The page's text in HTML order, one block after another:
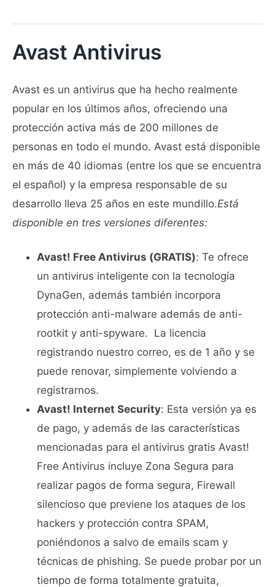
Avast Antivirus
Avast es un antivirus que ha hecho realmente
popular en los últimos años, ofreciendo una
protección activa más de 200 millones de
personas en todo el mundo. Avast está disponible
en más de 40 idiomas (entre los que se encuentra
el español) y la empresa responsable de su
desarrollo lleva 25 años en este mundillo.Está
disponible en tres versiones diferentes:
Avast! Free Antivirus (GRATIS): Te ofrece
un antivirus inteligente con la tecnología
DynaGen, además también incorpora
protección anti-malware además de anti-
rootkit y anti-spyware. La licencia
registrando nuestro correo, es de 1 año y se
puede renovar, simplemente volviendo a
registrarnos.
Avast! Internet Security: Esta versión ya es
de pago, y además de las características
mencionadas para el antivirus gratis Avast!
Free Antivirus incluye Zona Segura para
realizar pagos de forma segura, Firewall
silencioso que previene los ataques de los
hackers y protección contra SPAM,
poniéndonos a salvo de emails scam y
técnicas de phishing. Se puede probar por un
tiempo de forma totalmente gratuita,